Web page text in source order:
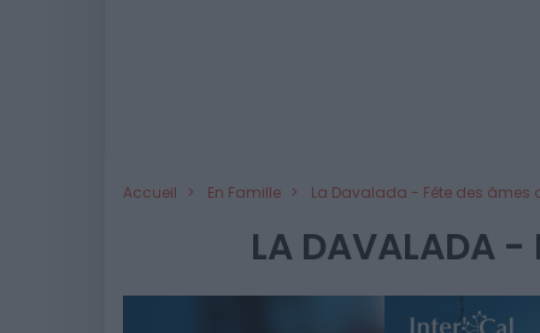
Accueil En Famille La Davalada - Fête des âmes
LA DAVALADA -